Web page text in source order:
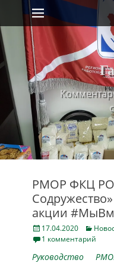
Skip
to
content
Primary Menu
РМОР ФКЦ
акции
Posted
on
17.04.2020
1 комментарий
Руководство